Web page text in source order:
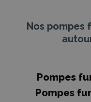
Nos pompes
Pompes
Pompes